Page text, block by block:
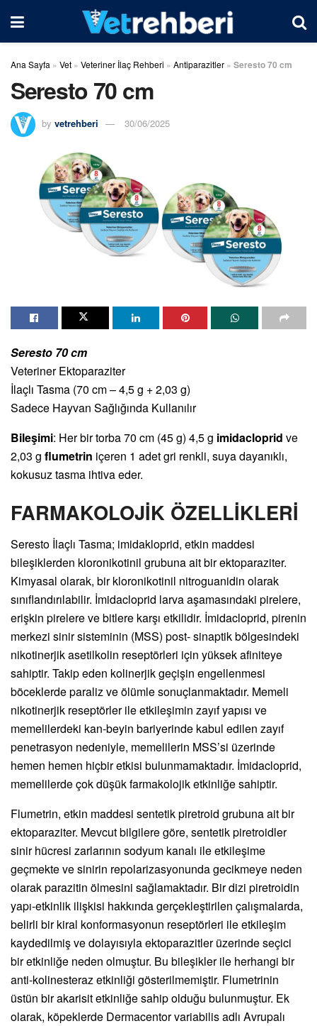
Ana Sayfa » Vet » Veteriner İlaç Rehberi » Antiparazitler » Seresto 70 cm
Seresto 70 cm
by vetrehberi 30/06/2025
Seresto 70 cm
Veteriner Ektoparaziter
İlaçlı Tasma (70 cm – 4,5 g + 2,03 g)
Sadece Hayvan Sağlığında Kullanılır
Bileşimi: Her bir torba 70 cm (45 g) 4,5 g imidacloprid ve
2,03 g flumetrin içeren 1 adet gri renkli, suya dayanıklı,
kokusuz tasma ihtiva eder.
FARMAKOLOJİK ÖZELLİKLERİ
Seresto İlaçlı Tasma; imidakloprid, etkin maddesi
bileşiklerden kloronikotinil grubuna ait bir ektoparaziter.
Kimyasal olarak, bir kloronikotinil nitroguanidin olarak
sınıflandırılabilir. İmidacloprid larva aşamasındaki pirelere,
erişkin pirelere ve bitlere karşı etkilidir. İmidacloprid, pirenin
merkezi sinir sisteminin (MSS) post- sinaptik bölgesindeki
nikotinerjik asetilkolin reseptörleri için yüksek afiniteye
sahiptir. Takip eden kolinerjik geçişin engellenmesi
böceklerde paraliz ve ölümle sonuçlanmaktadır. Memeli
nikotinerjik reseptörler ile etkileşimin zayıf yapısı ve
memelilerdeki kan-beyin bariyerinde kabul edilen zayıf
penetrasyon nedeniyle, memelilerin MSS’si üzerinde
hemen hemen hiçbir etkisi bulunmamaktadır. İmidacloprid,
memelilerde çok düşük farmakolojik etkinliğe sahiptir.
Flumetrin, etkin maddesi sentetik piretroid grubuna ait bir
ektoparaziter. Mevcut bilgilere göre, sentetik piretroidler
sinir hücresi zarlarının sodyum kanalı ile etkileşime
geçmekte ve sinirin repolarizasyonunda gecikmeye neden
olarak parazitin ölmesini sağlamaktadır. Bir dizi piretroidin
yapı-etkinlik ilişkisi hakkında gerçekleştirilen çalışmalarda,
belirli bir kiral konformasyonun reseptörleri ile etkileşim
kaydedilmiş ve dolayısıyla ektoparazitler üzerinde seçici
bir etkinliğe neden olmuştur. Bu bileşikler ile herhangi bir
anti-kolinesteraz etkinliği gösterilmemiştir. Flumetrinin
üstün bir akarisit etkinliğe sahip olduğu bulunmuştur. Ek
olarak, köpeklerde Dermacentor variabilis adlı Avrupalı